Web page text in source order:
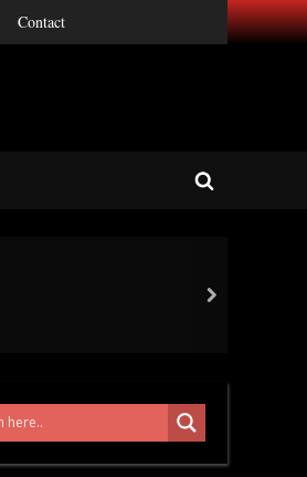
Contact
Toggle
next